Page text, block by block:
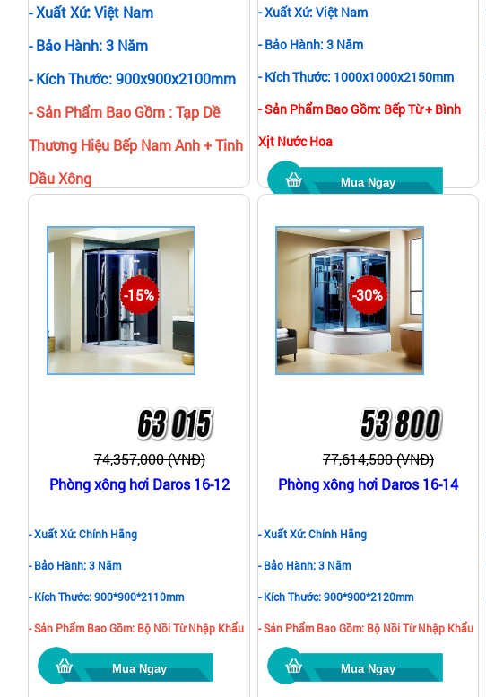
- Xuất Xứ: Việt Nam
- Bảo Hành: 3 Năm
- Kích Thước: 900x900x2100mm
- Sản Phẩm Bao Gồm : Tạp Dề
Thương Hiệu Bếp Nam Anh + Tinh
Dầu Xông
- Xuất Xứ: Việt Nam
- Bảo Hành: 3 Năm
- Kích Thước: 1000x1000x2150mm
- Sản Phẩm Bao Gồm: Bếp Từ + Bình
Xịt Nước Hoa
Mua Ngay
-15%
74,357,000 (VNĐ)
Phòng xông hơi Daros 16-12
- Xuất Xứ: Chính Hãng
- Bảo Hành: 3 Năm
- Kích Thước: 900*900*2110mm
- Sản Phẩm Bao Gồm: Bộ Nồi Từ Nhập Khẩu
Mua Ngay
-30%
77,614,500 (VNĐ)
Phòng xông hơi Daros 16-14
- Xuất Xứ: Chính Hãng
- Bảo Hành: 3 Năm
- Kích Thước: 900*900*2120mm
- Sản Phẩm Bao Gồm: Bộ Nồi Từ Nhập Khẩu
Mua Ngay